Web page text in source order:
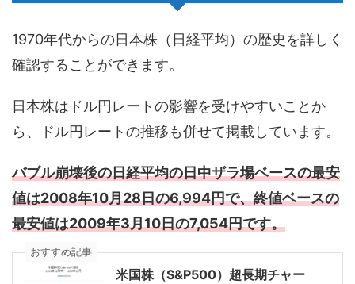
1970年代からの日本株（日経平均）の歴史を詳しく
確認することができます。
日本株はドル円レートの影響を受けやすいことか
ら、ドル円レートの推移も併せて掲載しています。
バブル崩壊後の日経平均の日中ザラ場ベースの最安
値は2008年10月28日の6,994円で、終値ベースの
最安値は2009年3月10日の7,054円です。
おすすめ記事
米国株（S&P500）超長期チャー